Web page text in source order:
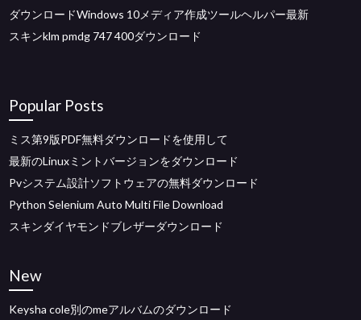
ダウンロードWindows 10メディア作成ツールヘルパー最新
スキンklm pmdg 747 400ダウンロード
Popular Posts
ミス第9版PDF無料ダウンロードを使用して
最新のLinuxミントバージョンをダウンロード
Pvシステム設計ソフトウェアの無料ダウンロード
Python Selenium Auto Multi File Download
スキンダイヤモンドブレザーダウンロード
New
Keysha cole別のmeアルバムのダウンロード